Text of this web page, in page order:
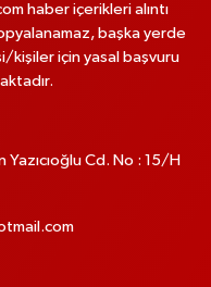
haber içerikleri alıntı
başka yerde
kişiler için yasal başvuru
Cd. No : 15/H